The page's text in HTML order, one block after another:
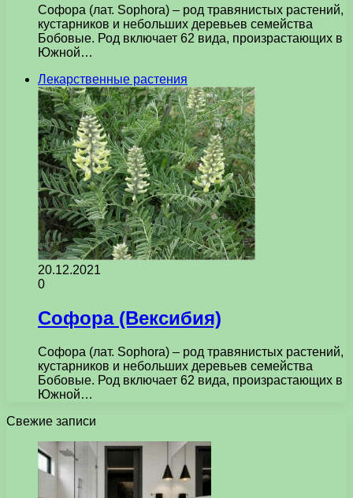
Софора (лат. Sophora) – род травянистых растений,
кустарников и небольших деревьев семейства
Бобовые. Род включает 62 вида, произрастающих в
Южной…
Лекарственные растения
20.12.2021
0
Софора (Вексибия)
Софора (лат. Sophora) – род травянистых растений,
кустарников и небольших деревьев семейства
Бобовые. Род включает 62 вида, произрастающих в
Южной…
Свежие записи